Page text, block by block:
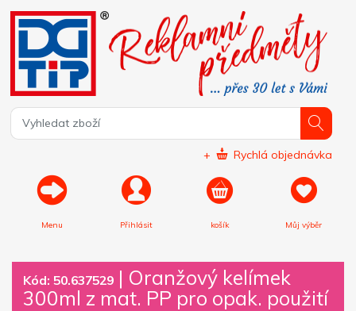
+ Rychlá objednávka
Menu Přihlásit košík Můj výběr
Kód: 50.637529 | Oranžový kelímek
300ml z mat. PP pro opak. použití